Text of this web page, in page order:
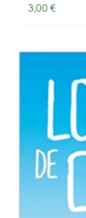
3,00€